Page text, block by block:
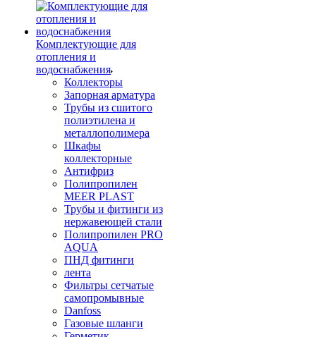
Комплектующие для
отопления и
водоснабжения
Коллекторы
Запорная арматура
Трубы из сшитого
полиэтилена и
металлополимера
Шкафы
коллекторные
Антифриз
Полипропилен
MEER PLAST
Трубы и фитинги из
нержавеющей стали
Полипропилен PRO
AQUA
ПНД фитинги
лента
Фильтры сетчатые
самопромывные
Danfoss
Газовые шланги